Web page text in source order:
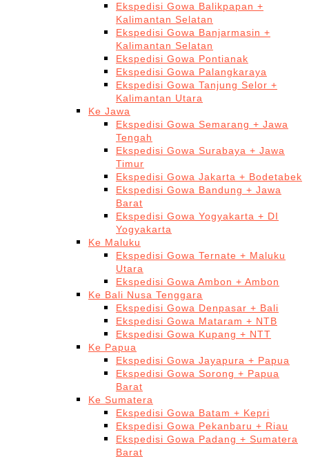
Ekspedisi Gowa Balikpapan +
Kalimantan Selatan
Ekspedisi Gowa Banjarmasin +
Kalimantan Selatan
Ekspedisi Gowa Pontianak
Ekspedisi Gowa Palangkaraya
Ekspedisi Gowa Tanjung Selor +
Kalimantan Utara
Ke Jawa
Ekspedisi Gowa Semarang + Jawa
Tengah
Ekspedisi Gowa Surabaya + Jawa
Timur
Ekspedisi Gowa Jakarta + Bodetabek
Ekspedisi Gowa Bandung + Jawa
Barat
Ekspedisi Gowa Yogyakarta + DI
Yogyakarta
Ke Maluku
Ekspedisi Gowa Ternate + Maluku
Utara
Ekspedisi Gowa Ambon + Ambon
Ke Bali Nusa Tenggara
Ekspedisi Gowa Denpasar + Bali
Ekspedisi Gowa Mataram + NTB
Ekspedisi Gowa Kupang + NTT
Ke Papua
Ekspedisi Gowa Jayapura + Papua
Ekspedisi Gowa Sorong + Papua
Barat
Ke Sumatera
Ekspedisi Gowa Batam + Kepri
Ekspedisi Gowa Pekanbaru + Riau
Ekspedisi Gowa Padang + Sumatera
Barat